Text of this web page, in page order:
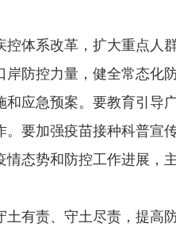
体系改革，扩大重点人
防控力量，健全常态化
应急预案。要教育引导
要加强疫苗接种科普宣
态势和防控工作进展，
有责、守土尽责，提高防